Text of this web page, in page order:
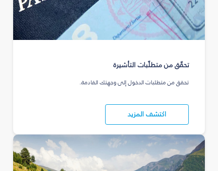
تحقّق من متطلّبات التأشيرة
تحقق من متطلبات الدخول إلى وجهتك القادمة.
اكتشف المزيد